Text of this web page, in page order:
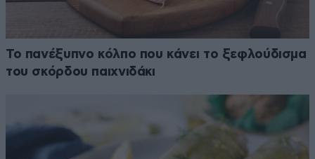
Το πανέξυπνο κόλπο που κάνει το ξεφλούδισμα
του σκόρδου παιχνιδάκι